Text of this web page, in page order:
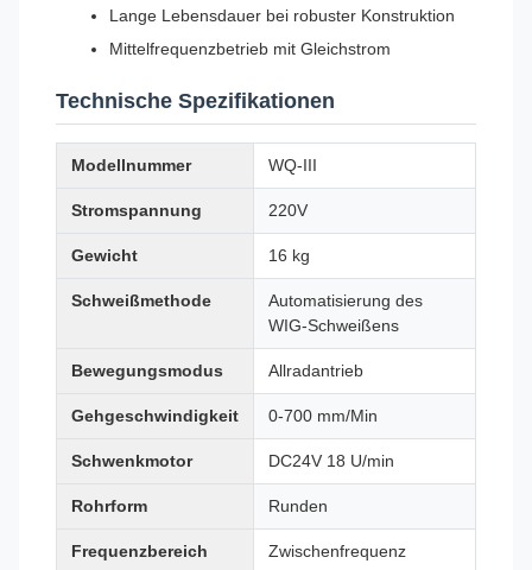
Lange Lebensdauer bei robuster Konstruktion
Mittelfrequenzbetrieb mit Gleichstrom
Technische Spezifikationen
Modellnummer WQ-III
Stromspannung 220V
Gewicht 16 kg
Schweißmethode
Automatisierung des
WIG-Schweißens
Bewegungsmodus Allradantrieb
Gehgeschwindigkeit 0-700 mm/Min
Schwenkmotor DC24V 18 U/min
Rohrform Runden
Frequenzbereich Zwischenfrequenz